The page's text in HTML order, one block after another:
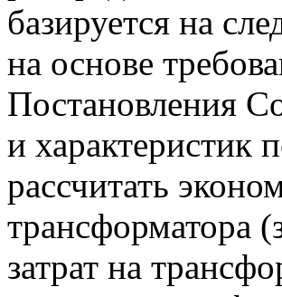
базируется на
на основе
Постановления
и характеристик
рассчитать
трансформатора
затрат на